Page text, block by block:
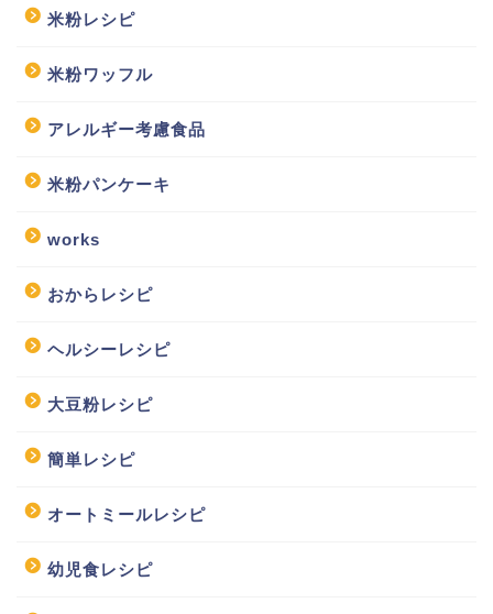
米粉レシピ
米粉ワッフル
アレルギー考慮食品
米粉パンケーキ
works
おからレシピ
ヘルシーレシピ
大豆粉レシピ
簡単レシピ
オートミールレシピ
幼児食レシピ